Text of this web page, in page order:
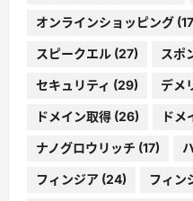
オンラインショッピング
スピークエル (27) スポ
セキュリティ (29) デメ
ドメイン取得 (26) ドメ
ナノグロウリッチ (17)
フィンジア (24) フィン